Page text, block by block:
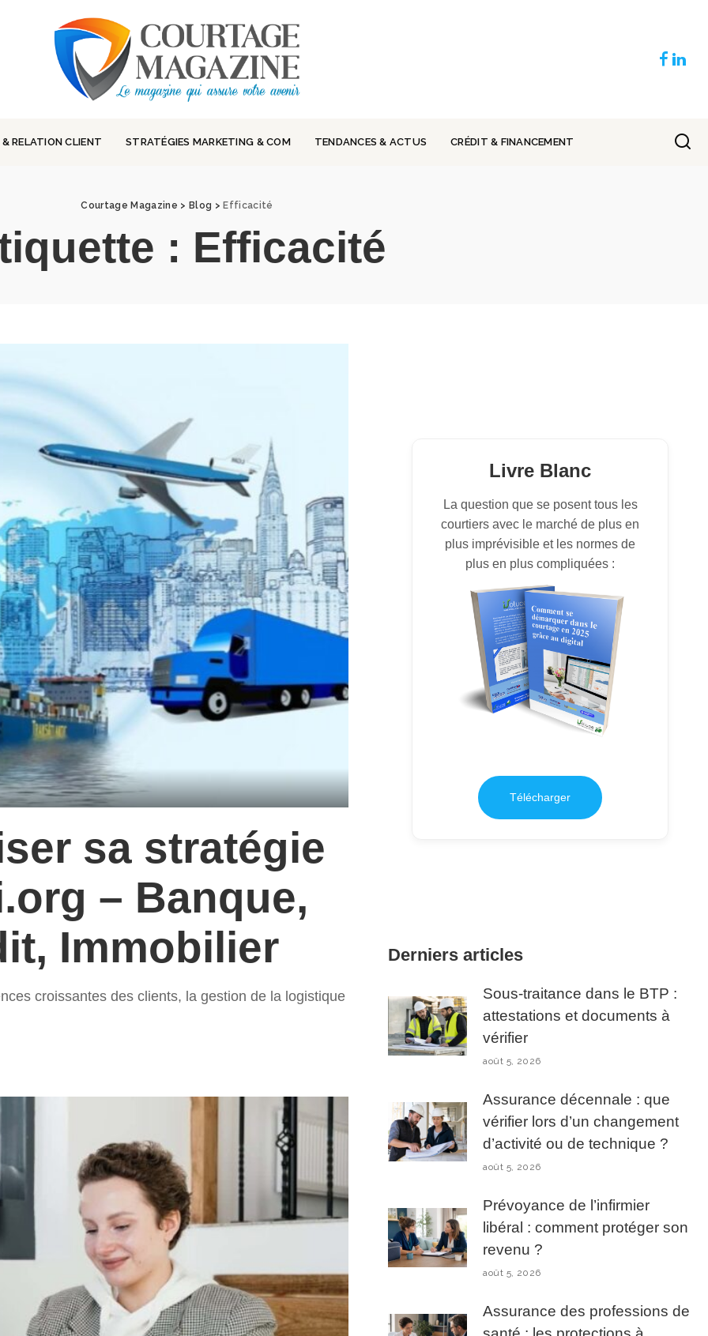
RELATION CLIENT STRATÉGIES MARKETING & COM TENDANCES & ACTUS CRÉDIT & FINANCEMENT
Courtage Magazine > Blog > Efficacité
: Efficacité
sa stratégie
– Banque,
Immobilier
croissantes des clients, la gestion de la logistique
Livre Blanc
La question que se posent tous les
courtiers avec le marché de plus en
plus imprévisible et les normes de
plus en plus compliquées :
Télécharger
Derniers articles
Sous-traitance dans le BTP :
attestations et documents à
vérifier
août 5, 2026
Assurance décennale : que
vérifier lors d’un changement
d’activité ou de technique ?
août 5, 2026
Prévoyance de l’infirmier
libéral : comment protéger son
revenu ?
août 5, 2026
Assurance des professions de